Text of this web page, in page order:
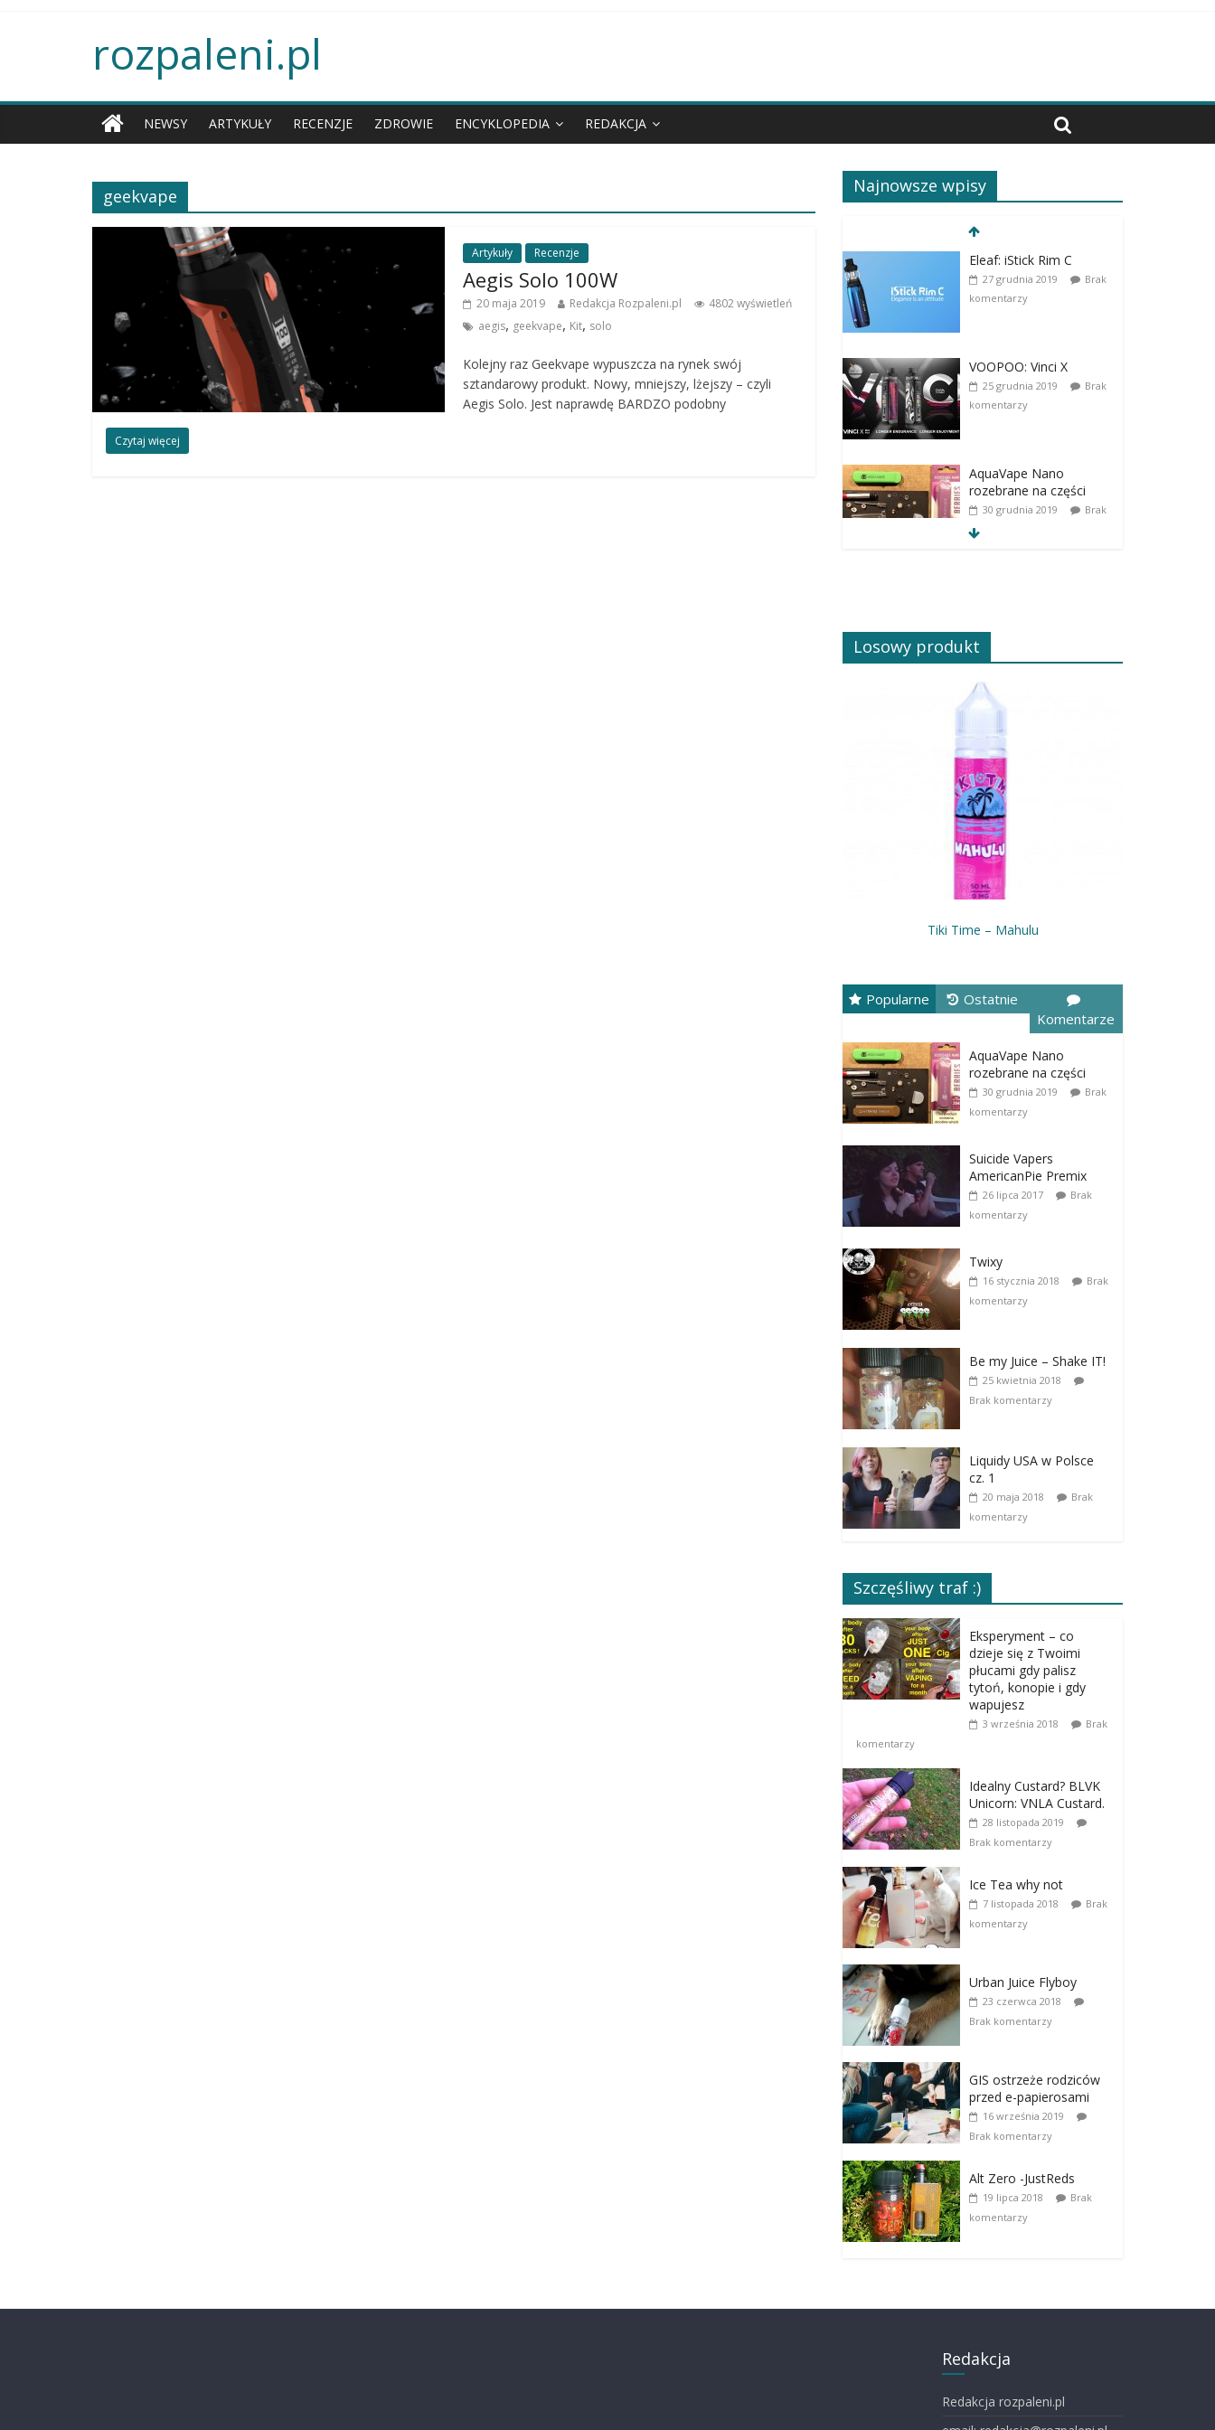
rozpaleni.pl
NEWSY ARTYKUŁY RECENZJE ZDROWIE ENCYKLOPEDIA REDAKCJA
geekvape
Artykuły Recenzje
Aegis Solo 100W
20 maja 2019 Redakcja Rozpaleni.pl
4802 wyświetleń
aegis, geekvape, Kit, solo
Kolejny raz Geekvape wypuszcza na rynek swój
sztandarowy produkt. Nowy, mniejszy, lżejszy – czyli
Aegis Solo. Jest naprawdę BARDZO podobny
Czytaj więcej
Najnowsze wpisy
Eleaf: iStick Rim C
27 grudnia 2019
Brak
komentarzy
VOOPOO: Vinci X
25 grudnia 2019
Brak
komentarzy
AquaVape Nano
rozebrane na części
30 grudnia 2019
Brak
komentarzy
Losowy produkt
Tiki Time – Mahulu
Popularne
Ostatnie
Komentarze
AquaVape Nano
rozebrane na części
30 grudnia 2019
Brak
komentarzy
Suicide Vapers
AmericanPie Premix
26 lipca 2017
Brak
komentarzy
Twixy
16 stycznia 2018
Brak
komentarzy
Be my Juice – Shake IT!
25 kwietnia 2018
Brak komentarzy
Liquidy USA w Polsce
cz. 1
20 maja 2018
Brak
komentarzy
Szczęśliwy traf :)
Eksperyment – co
dzieje się z Twoimi
płucami gdy palisz
tytoń, konopie i gdy
wapujesz
3 września 2018
Brak
komentarzy
Idealny Custard? BLVK
Unicorn: VNLA Custard.
28 listopada 2019
Brak komentarzy
Ice Tea why not
7 listopada 2018
Brak
komentarzy
Urban Juice Flyboy
23 czerwca 2018
Brak komentarzy
GIS ostrzeże rodziców
przed e-papierosami
16 września 2019
Brak komentarzy
Alt Zero -JustReds
19 lipca 2018
Brak
komentarzy
Redakcja
Redakcja rozpaleni.pl